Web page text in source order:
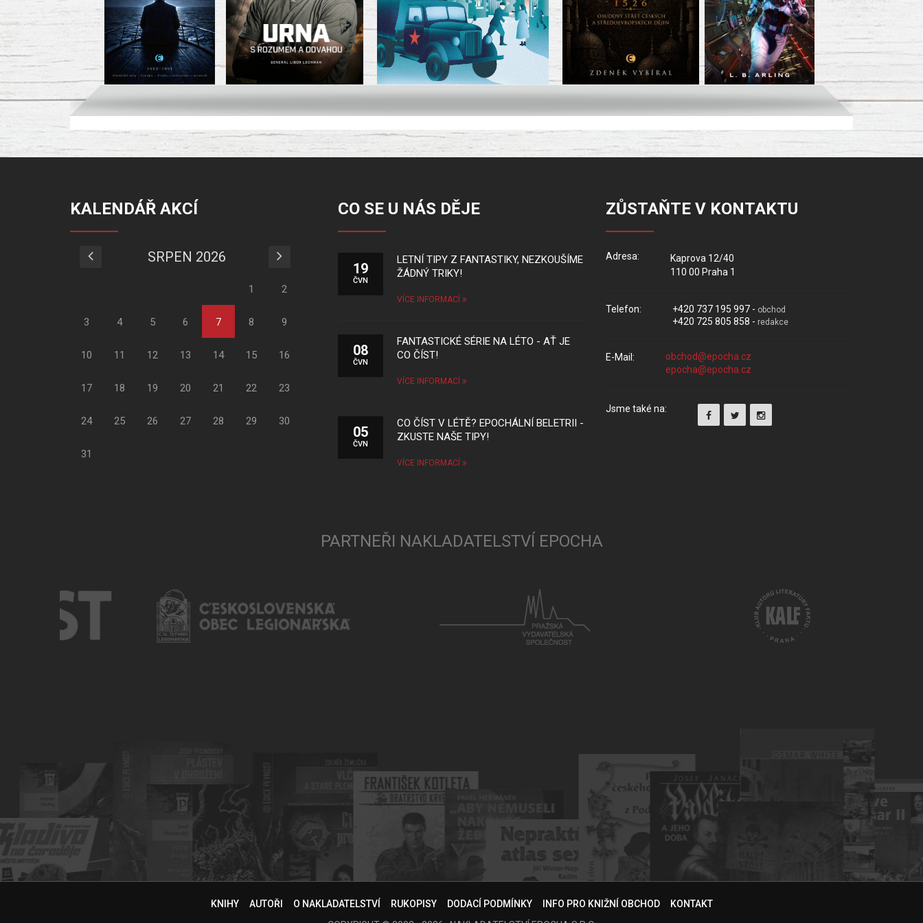
KALENDÁŘ AKCÍ
SRPEN 2026
1 2
3 4 5 6 7 8 9
10 11 12 13 14 15 16
17 18 19 20 21 22 23
24 25 26 27 28 29 30
31
CO SE U NÁS DĚJE
19
ČVN
LETNÍ TIPY Z FANTASTIKY, NEZKOUŠÍME
ŽÁDNÝ TRIKY!
VÍCE INFORMACÍ
08
ČVN
FANTASTICKÉ SÉRIE NA LÉTO - AŤ JE
CO ČÍST!
VÍCE INFORMACÍ
05
ČVN
CO ČÍST V LÉTĚ? EPOCHÁLNÍ BELETRII -
ZKUSTE NAŠE TIPY!
VÍCE INFORMACÍ
ZŮSTAŇTE V KONTAKTU
Adresa:
Kaprova 12/40
110 00 Praha 1
Telefon: +420 737 195 997 - obchod
+420 725 805 858 - redakce
E-Mail:
Jsme také na:
PARTNEŘI NAKLADATELSTVÍ EPOCHA
KNIHY AUTOŘI O NAKLADATELSTVÍ RUKOPISY DODACÍ PODMÍNKY INFO PRO KNIŽNÍ OBCHOD
KONTAKT